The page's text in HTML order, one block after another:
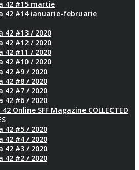
42 #15 martie
42 #14 ianuarie-februarie
42 #13 / 2020
42 #12 / 2020
42 #11 / 2020
42 #10 / 2020
42 #9 / 2020
42 #8 / 2020
42 #7 / 2020
42 #6 / 2020
Online SFF Magazine COLLECTED
42 #5 / 2020
42 #4 / 2020
42 #3 / 2020
42 #2 / 2020